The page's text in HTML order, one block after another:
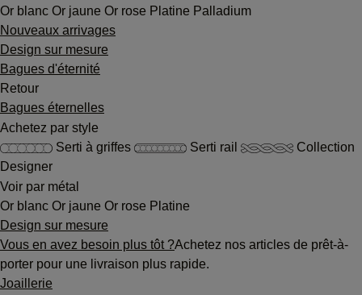
Or blanc Or jaune Or rose Platine Palladium
Nouveaux arrivages
Design sur mesure
Bagues d'éternité
Retour
Bagues éternelles
Achetez par style
Serti à griffes
Serti rail
Collection
Designer
Voir par métal
Or blanc Or jaune Or rose Platine
Design sur mesure
Vous en avez besoin plus tôt ?Achetez nos articles de prêt-à-
porter pour une livraison plus rapide.
Joaillerie